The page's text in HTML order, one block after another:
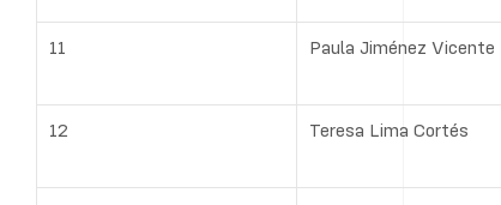
11 Paula Jiménez Vicente
12 Teresa Lima Cortés